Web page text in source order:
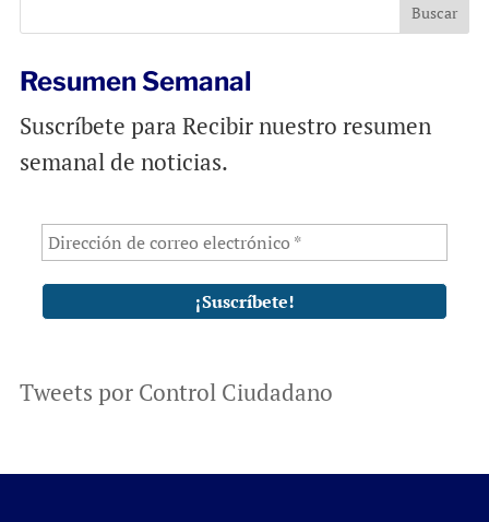
k
p
Resumen Semanal
Suscríbete para Recibir nuestro resumen
semanal de noticias.
Tweets por Control Ciudadano